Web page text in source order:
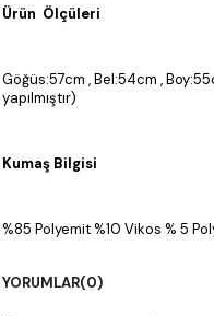
Ürün Ölçüleri
Göğüs:57cm , Bel:54cm ,
yapılmıştır)
Kumaş Bilgisi
%85 Polyemit %10 Vikos % 5
YORUMLAR(0)